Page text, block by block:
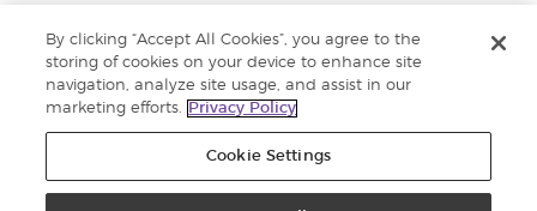
Peizerweg 97
9727 AJ Groningen
Nederland
Klantenservice:44-0-1480-710032
By clicking “Accept All Cookies”, you agree to the
storing of cookies on your device to enhance site
navigation, analyze site usage, and assist in our
marketing efforts.
Privacy Policy
Cookie Settings